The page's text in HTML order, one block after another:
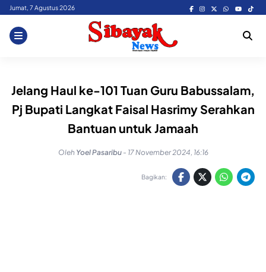
Skip
content
Jumat, 7 Agustus 2026
Jelang Haul ke-101 Tuan Guru Babussalam,
Pj Bupati Langkat Faisal Hasrimy Serahkan
Bantuan untuk Jamaah
Oleh Yoel Pasaribu - 17 November 2024, 16:16
Bagikan: